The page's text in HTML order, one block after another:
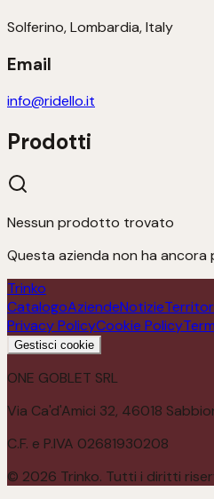
Solferino, Lombardia, Italy
Email
info@ridello.it
Prodotti
Nessun prodotto trovato
Questa azienda non ha
Trinko
CatalogoAziendeNotizie
Privacy PolicyCookie Policy
Gestisci cookie
ONE GOBLET SRL
Via Ca'd'Amici 32, 46018
C.F. e P.IVA 02681930208
© 2026 Trinko. Tutti i diritti